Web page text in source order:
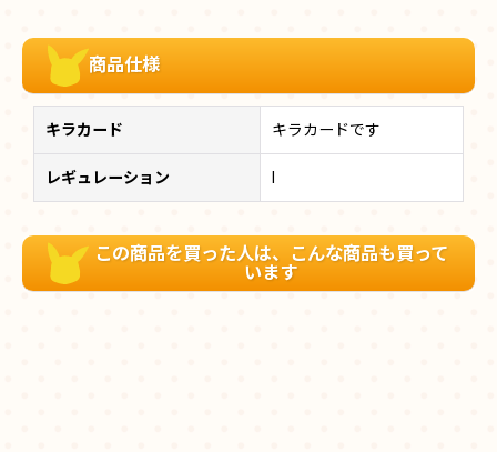
商品仕様
キラカード キラカードです
レギュレーション
この商品を買った人は、こんな商品も買って
います